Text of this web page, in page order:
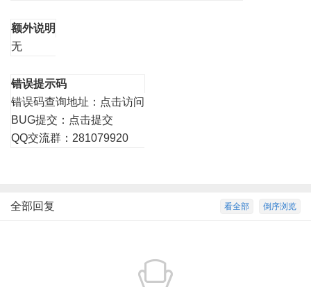
额外说明
无
错误提示码
错误码查询地址： 点击访问
BUG提交： 点击提交
QQ交流群：281079920
倒序浏览
看全部
全部回复